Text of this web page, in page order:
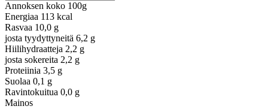
Annoksen koko 100g
Energiaa 113 kcal
Rasvaa 10,0 g
josta tyydyttyneitä 6,2 g
Hiilihydraatteja 2,2 g
josta sokereita 2,2 g
Proteiinia 3,5 g
Suolaa 0,1 g
Ravintokuitua 0,0 g
Mainos